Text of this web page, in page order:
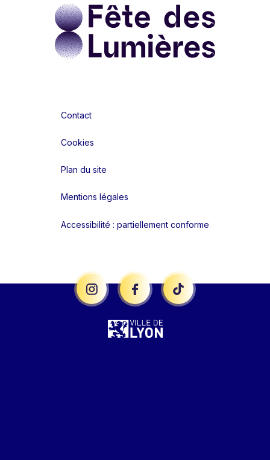
Contact
Cookies
Plan du site
Mentions légales
Accessibilité : partiellement conforme